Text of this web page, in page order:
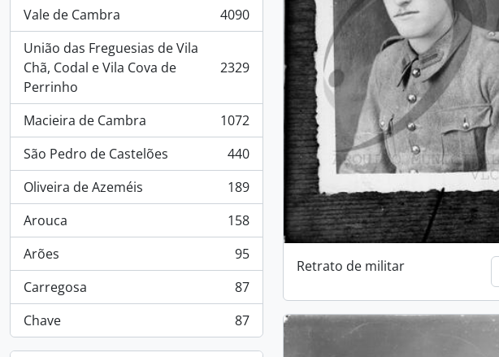
Vale de Cambra
, 4090 results
4090
União das Freguesias de Vila
Chã, Codal e Vila Cova de
Perrinho
, 2329 results 2329
Macieira de Cambra
, 1072 results
1072
São Pedro de Castelões
, 440 results
440
Oliveira de Azeméis
, 189 results
189
Arouca
, 158 results
158
Arões
, 95 results
95
Carregosa
, 87 results
87
Chave
, 87 results 87
Retrato de militar